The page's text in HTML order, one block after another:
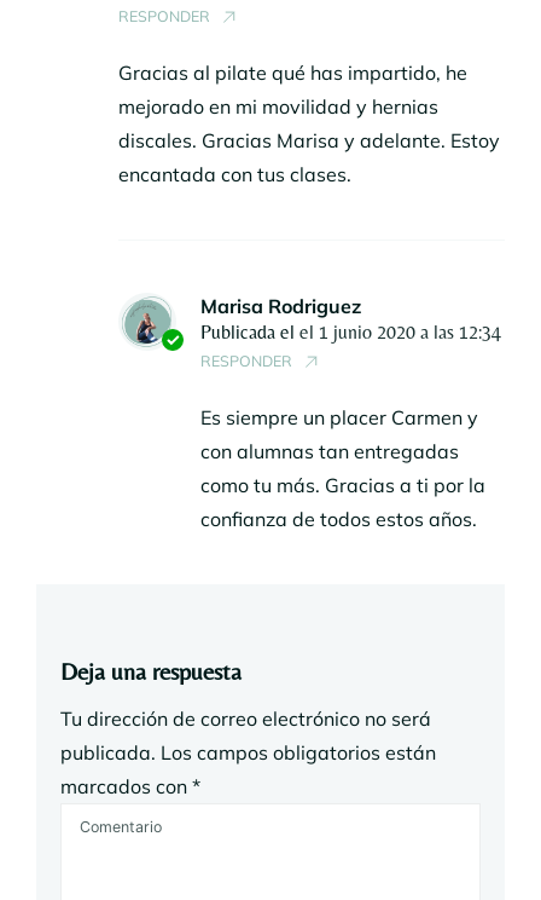
RESPONDER
Gracias al pilate qué has impartido, he
mejorado en mi movilidad y hernias
discales. Gracias Marisa y adelante. Estoy
encantada con tus clases.
Marisa Rodriguez
Publicada el el 1 junio 2020 a las 12:34
RESPONDER
Es siempre un placer Carmen y
con alumnas tan entregadas
como tu más. Gracias a ti por la
confianza de todos estos años.
Deja una respuesta
Tu dirección de correo electrónico no será
publicada. Los campos obligatorios están
marcados con *